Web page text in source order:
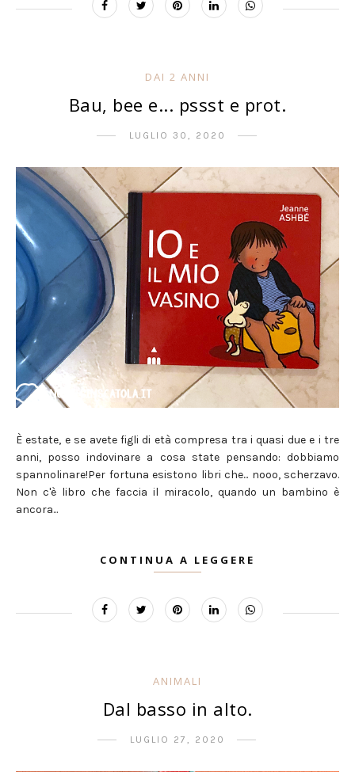
DAI 2 ANNI
Bau, bee e... pssst e prot.
LUGLIO 30, 2020
È estate, e se avete figli di età compresa tra i quasi due e i tre
anni, posso indovinare a cosa state pensando: dobbiamo
spannolinare!Per fortuna esistono libri che... nooo, scherzavo.
Non c'è libro che faccia il miracolo, quando un bambino è
ancora...
CONTINUA A LEGGERE
ANIMALI
Dal basso in alto.
LUGLIO 27, 2020